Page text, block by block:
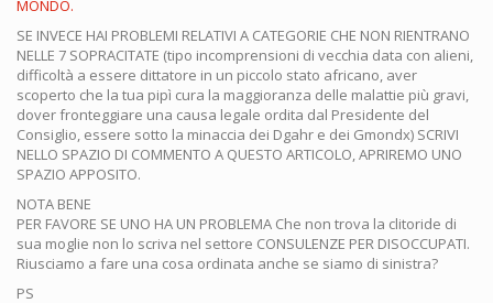
MONDO.
SE INVECE HAI PROBLEMI RELATIVI A CATEGORIE CHE NON RIENTRANO
NELLE 7 SOPRACITATE (tipo incomprensioni di vecchia data con alieni,
difficoltà a essere dittatore in un piccolo stato africano, aver
scoperto che la tua pipì cura la maggioranza delle malattie più gravi,
dover fronteggiare una causa legale ordita dal Presidente del
Consiglio, essere sotto la minaccia dei Dgahr e dei Gmondx) SCRIVI
NELLO SPAZIO DI COMMENTO A QUESTO ARTICOLO, APRIREMO UNO
SPAZIO APPOSITO.
NOTA BENE
PER FAVORE SE UNO HA UN PROBLEMA Che non trova la clitoride di
sua moglie non lo scriva nel settore CONSULENZE PER DISOCCUPATI.
Riusciamo a fare una cosa ordinata anche se siamo di sinistra?
PS